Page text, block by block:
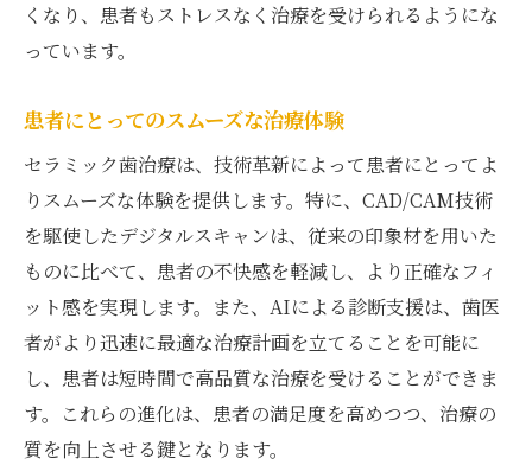
くなり、患者もストレスなく治療を受けられるようにな
っています。
患者にとってのスムーズな治療体験
セラミック歯治療は、技術革新によって患者にとってよ
りスムーズな体験を提供します。特に、CAD/CAM技術
を駆使したデジタルスキャンは、従来の印象材を用いた
ものに比べて、患者の不快感を軽減し、より正確なフィ
ット感を実現します。また、AIによる診断支援は、歯医
者がより迅速に最適な治療計画を立てることを可能に
し、患者は短時間で高品質な治療を受けることができま
す。これらの進化は、患者の満足度を高めつつ、治療の
質を向上させる鍵となります。